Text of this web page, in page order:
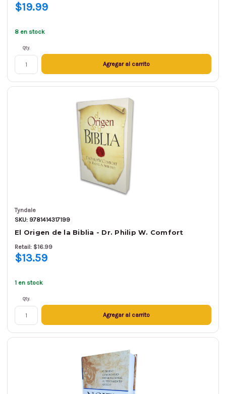
$19.99
8 en stock
Qty.
Agregar al carrito
Tyndale
SKU: 9781414317199
El Origen de la Biblia - Dr. Philip W. Comfort
Retail: $16.99
$13.59
1 en stock
Qty.
Agregar al carrito